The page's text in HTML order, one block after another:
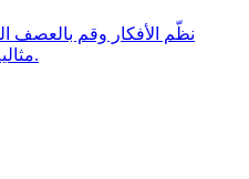
نظّم الأفكار وقم بالعصف
مثالية للتخطيط ورسم خرائط المعرفة.